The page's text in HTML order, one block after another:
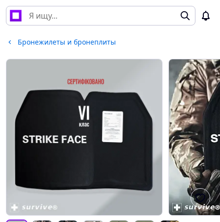
Бронежилеты и бронеплиты